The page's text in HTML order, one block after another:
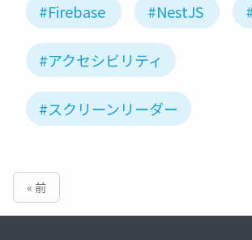
#Firebase #NestJS
#アクセシビリティ
#スクリーンリーダー
« 前